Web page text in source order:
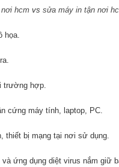
hcmvs sửa máy in tận nơi
họa.
trường hợp.
cứng máy tính, laptop, PC.
thiết bị mạng tại nơi sử dụng.
và ứng dụng diệt virus nắm giữ